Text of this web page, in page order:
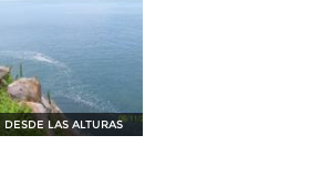
DESDE LAS ALTURAS